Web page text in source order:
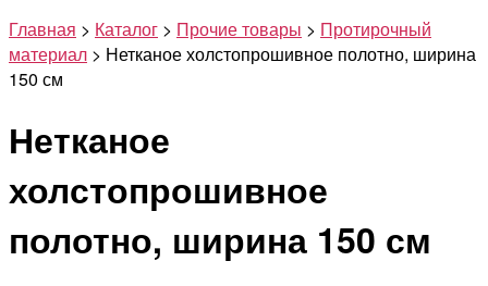
Главная > Каталог > Прочие товары > Протирочный
материал > Нетканое холстопрошивное полотно, ширина
150 см
Нетканое
холстопрошивное
полотно, ширина 150 см